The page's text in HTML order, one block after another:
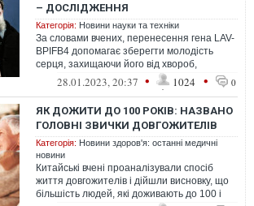
– ДОСЛІДЖЕННЯ
Категорія: Новини науки та техніки
За словами вчених, перенесення гена LAV-
BPIFB4 допомагає зберегти молодість
серця, захищаючи його від хвороб,
пов'язаних зі старінням
28.01.2023, 20:37 • 1024 • 0
ЯК ДОЖИТИ ДО 100 РОКІВ: НАЗВАНО
ГОЛОВНІ ЗВИЧКИ ДОВГОЖИТЕЛІВ
Категорія: Новини здоров'я: останні медичні
новини
Китайські вчені проаналізували спосіб
життя довгожителів і дійшли висновку, що
більшість людей, які доживають до 100 і